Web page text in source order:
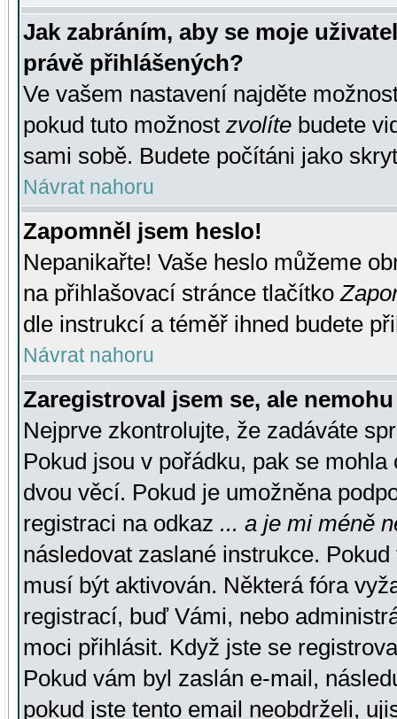
Jak zabráním, aby se moje
právě přihlášených?
Ve vašem nastavení najděte
pokud tuto možnost zvolíte budete
sami sobě. Budete počítáni jako
Návrat nahoru
Zapomněl jsem heslo!
Nepanikařte! Vaše heslo můžeme
na přihlašovací stránce tlačítko
dle instrukcí a téměř ihned budete
Návrat nahoru
Zaregistroval jsem se, ale
Nejprve zkontrolujte, že zadáváte
Pokud jsou v pořádku, pak se
dvou věcí. Pokud je umožněna
registraci na odkaz ... a je mi méně
následovat zaslané instrukce.
musí být aktivován. Některá fóra
registrací, buď Vámi, nebo
moci přihlásit. Když jste se
Pokud vám byl zaslán e-mail,
pokud jste tento email neobdrželi,